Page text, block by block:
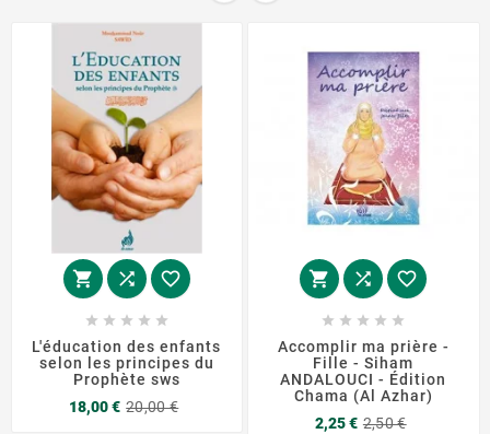
  
    
L'éducation des enfants
selon les principes du
Prophète sws
18,00 € 20,00 €
  
    
Accomplir ma prière -
Fille - Siham
ANDALOUCI - Édition
Chama (Al Azhar)
2,25 € 2,50 €